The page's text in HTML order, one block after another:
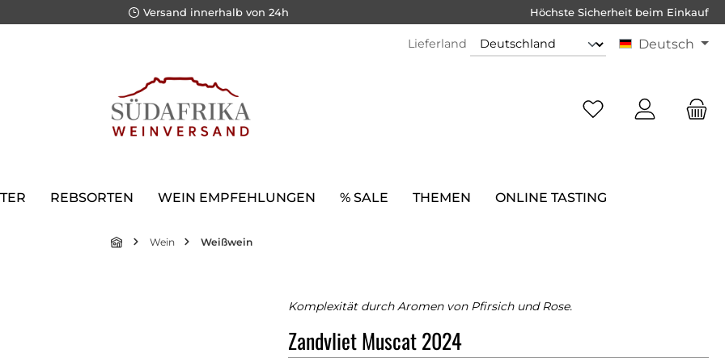
Versand innerhalb von 24h Höchste Sicherheit beim Einkauf
Lieferland Deutsch
REBSORTEN WEIN EMPFEHLUNGEN % SALE THEMEN ONLINE TASTING
Wein Weißwein
Komplexität durch Aromen von Pfirsich und Rose.
Zandvliet Muscat 2024